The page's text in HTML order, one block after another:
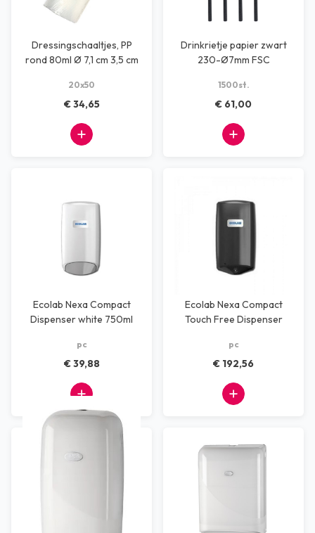
Dressingschaaltjes, PP
rond 80ml Ø 7,1 cm 3,5 cm
20x50
€ 34,65
Drinkrietje papier zwart
230-Ø7mm FSC
1500st.
€ 61,00
Ecolab Nexa Compact
Dispenser white 750ml
pc
€ 39,88
Ecolab Nexa Compact
Touch Free Dispenser
pc
€ 192,56